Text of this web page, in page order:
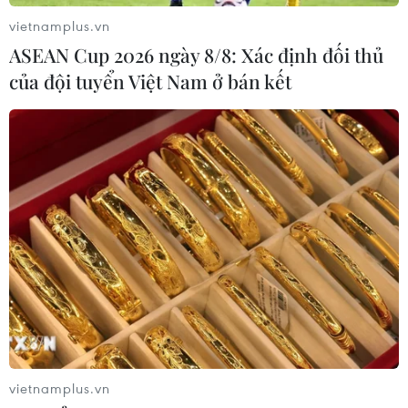
Làng cổ tại Trung Quốc lung
linh trong lễ diễu hành đèn lồng cá
06/08/2026 04:11
Pháp mở các điểm tắm sông
phục vụ người dân trong mùa Hè
nắng nóng
06/08/2026 03:02
Thủ tướng Lê Minh Hưng
chủ trì họp Ban Chỉ đạo An ninh
mạng Quốc gia
06/08/2026 03:02
vietnamplus.vn
ASEAN Cup 2026 ngày 8/8: Xác định đối thủ
của đội tuyển Việt Nam ở bán kết
vietnamplus.vn